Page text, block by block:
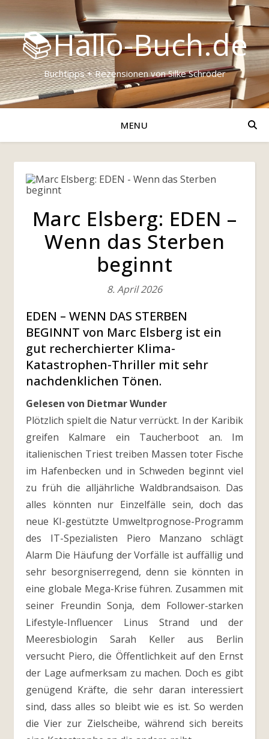
📚Hallo-Buch.de
Buchtipps + Rezensionen von Silke Schröder
MENU
Marc Elsberg: EDEN –
Wenn das Sterben
beginnt
8. April 2026
EDEN – WENN DAS STERBEN
BEGINNT von Marc Elsberg ist ein
gut recherchierter Klima-
Katastrophen-Thriller mit sehr
nachdenklichen Tönen.
Gelesen von Dietmar Wunder
Plötzlich spielt die Natur verrückt. In der Karibik
greifen Kalmare ein Taucherboot an. Im
italienischen Triest treiben Massen toter Fische
im Hafenbecken und in Schweden beginnt viel
zu früh die alljährliche Waldbrandsaison. Das
alles könnten nur Einzelfälle sein, doch das
neue KI-gestützte Umweltprognose-Programm
des IT-Spezialisten Piero Manzano schlägt
Alarm Die Häufung der Vorfälle ist auffällig und
sehr besorgniserregend, denn sie könnten in
eine globale Mega-Krise führen. Zusammen mit
seiner Freundin Sonja, dem Follower-starken
Lifestyle-Influencer Linus Strand und der
Meeresbiologin Sarah Keller aus Berlin
versucht Piero, die Öffentlichkeit auf den Ernst
der Lage aufmerksam zu machen. Doch es gibt
genügend Kräfte, die sehr daran interessiert
sind, dass alles so bleibt wie es ist. So werden
die Vier zur Zielscheibe, während sich bereits